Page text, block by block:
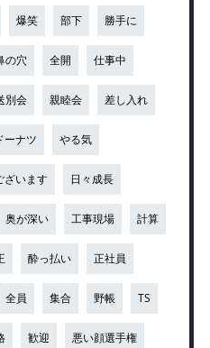
爆笑 部下 勝手に
の穴 全開 仕事中
別会 親睦会 差し入れ
ーナツ やる気
ざいます 日々成長
奥が深い 工事現場 計算
酔っ払い 正社員
全員 集合 野帳 TS
歓迎 悪い顔選手権